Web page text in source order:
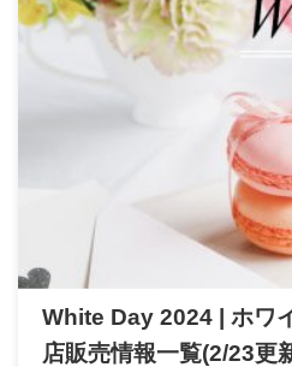
White Day 2024 | ホワ
店販売情報一覧(2/23更